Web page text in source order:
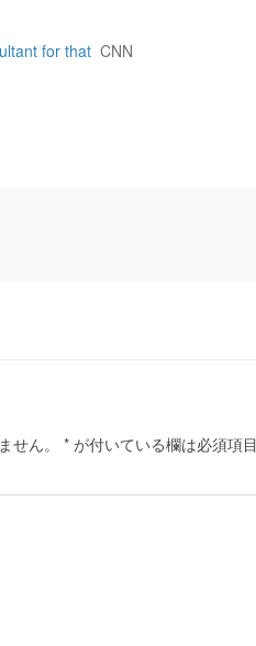
for that CNN
せん。 * が付いている欄は必須項